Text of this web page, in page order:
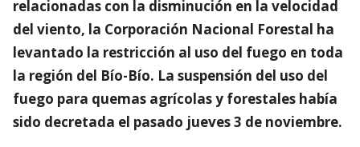
relacionadas con la disminución en la velocidad
del viento, la Corporación Nacional Forestal ha
levantado la restricción al uso del fuego en toda
la región del Bío-Bío. La suspensión del uso del
fuego para quemas agrícolas y forestales había
sido decretada el pasado jueves 3 de noviembre.